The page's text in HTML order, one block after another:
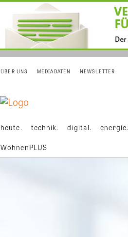
ÜBER UNS MEDIADATEN NEWSLETTER
heute. technik. digital. energie.
WohnenPLUS